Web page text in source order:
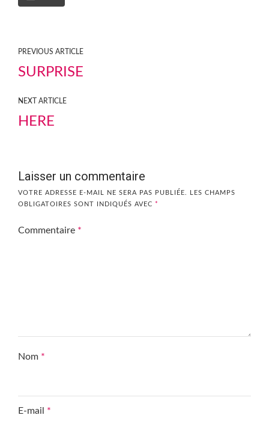
PREVIOUS ARTICLE
SURPRISE
NEXT ARTICLE
HERE
Laisser un commentaire
VOTRE ADRESSE E-MAIL NE SERA PAS PUBLIÉE.
LES CHAMPS
OBLIGATOIRES SONT INDIQUÉS AVEC *
Commentaire *
Nom *
E-mail *